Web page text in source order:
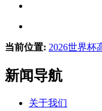
当前位置: 2026世界杯
新闻导航
关于我们